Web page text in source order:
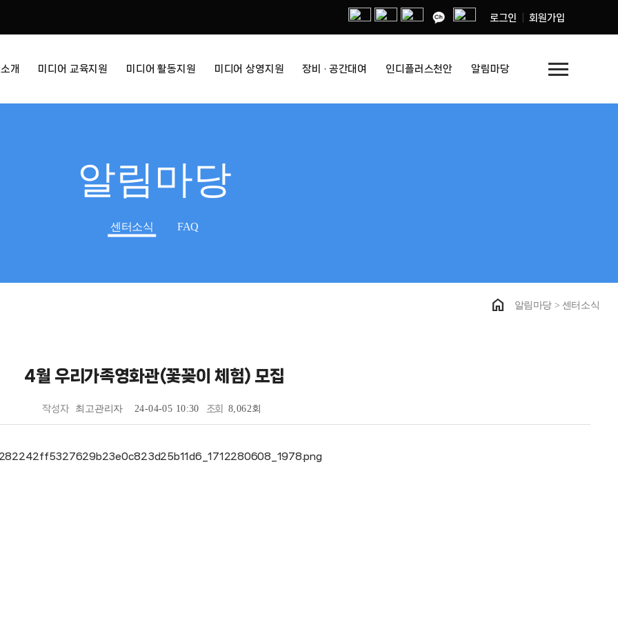
로그인 회원가입
개 미디어 교육지원 미디어 활동지원 미디어 상영지원 장비 · 공간대여 인디플러스천안 알림마당 menu
알림마당
센터소식 FAQ
home 알림마당 > 센터소식
4월 우리가족영화관(꽃꽂이 체험) 모집
작성자 최고관리자 24-04-05 10:30 조회 8,062회